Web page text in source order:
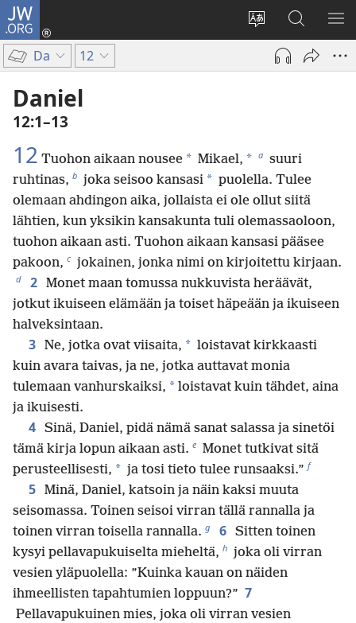
JW.ORG
Vaihda
sivuston
kieli
Kirjaudu
(avaa
ikkunan)
Hae
JW.ORG-
sivustolta
Da 12
Daniel
12:1–13
12 Tuohon aikaan nousee * Mikael, * a suuri
ruhtinas, b joka seisoo kansasi * puolella. Tulee
olemaan ahdingon aika, jollaista ei ole ollut siitä
lähtien, kun yksikin kansakunta tuli olemassaoloon,
tuohon aikaan asti. Tuohon aikaan kansasi pääsee
pakoon, c jokainen, jonka nimi on kirjoitettu kirjaan.
d 2 Monet maan tomussa nukkuvista heräävät,
jotkut ikuiseen elämään ja toiset häpeään ja ikuiseen
halveksintaan.
3 Ne, jotka ovat viisaita, * loistavat kirkkaasti
kuin avara taivas, ja ne, jotka auttavat monia
tulemaan vanhurskaiksi, * loistavat kuin tähdet, aina
ja ikuisesti.
4 Sinä, Daniel, pidä nämä sanat salassa ja sinetöi
tämä kirja lopun aikaan asti. e Monet tutkivat sitä
perusteellisesti, * ja tosi tieto tulee runsaaksi.” f
5 Minä, Daniel, katsoin ja näin kaksi muuta
seisomassa. Toinen seisoi virran tällä rannalla ja
toinen virran toisella rannalla. g 6 Sitten toinen
kysyi pellavapukuiselta mieheltä, h joka oli virran
vesien yläpuolella: ”Kuinka kauan on näiden
ihmeellisten tapahtumien loppuun?” 7
Pellavapukuinen mies, joka oli virran vesien